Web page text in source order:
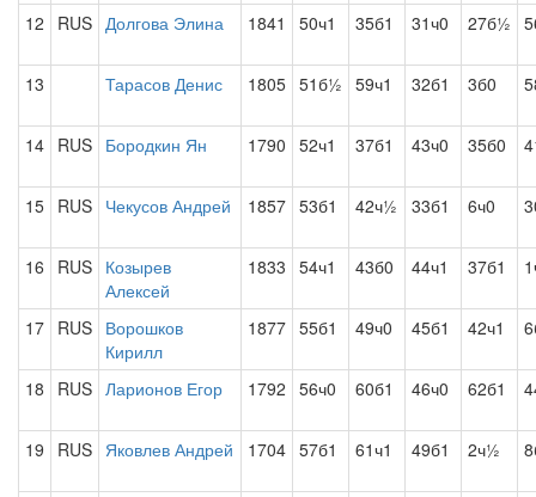
12 RUS Долгова Элина 1841 50ч1 35б1 31ч0 27б½
13 Тарасов Денис 1805 51б½ 59ч1 32б1 3б0
14 RUS Бородкин Ян 1790 52ч1 37б1 43ч0 35б0
15 RUS Чекусов Андрей 1857 53б1 42ч½ 33б1 6ч0
16 RUS Козырев
Алексей
1833 54ч1 43б0 44ч1 37б1
17 RUS Ворошков
Кирилл
1877 55б1 49ч0 45б1 42ч1
18 RUS Ларионов Егор 1792 56ч0 60б1 46ч0 62б1
19 RUS Яковлев Андрей 1704 57б1 61ч1 49б1 2ч½